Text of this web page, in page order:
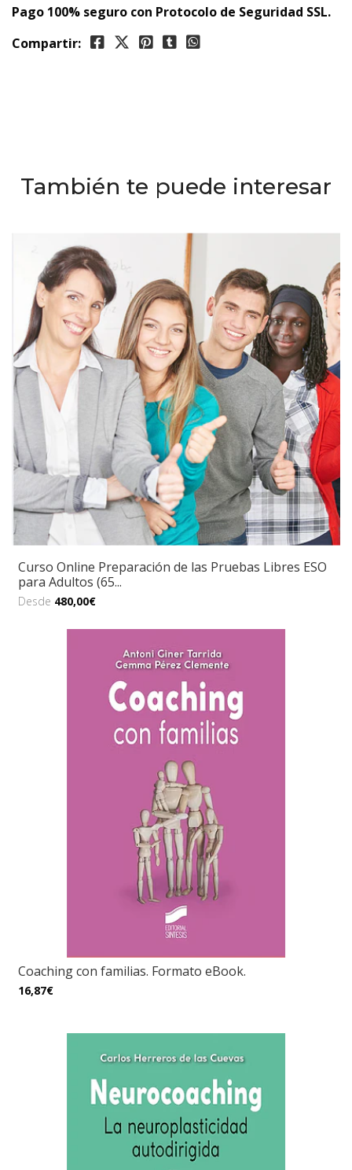
Pago 100% seguro con Protocolo de Seguridad SSL.
Compartir:
También te puede interesar
Curso Online Preparación de las Pruebas Libres ESO
para Adultos (65...
Desde 480,00€
Coaching con familias. Formato eBook.
16,87€